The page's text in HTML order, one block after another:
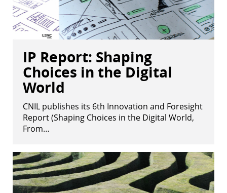
IP Report: Shaping
Choices in the Digital
World
CNIL publishes its 6th Innovation and Foresight
Report (Shaping Choices in the Digital World,
From…